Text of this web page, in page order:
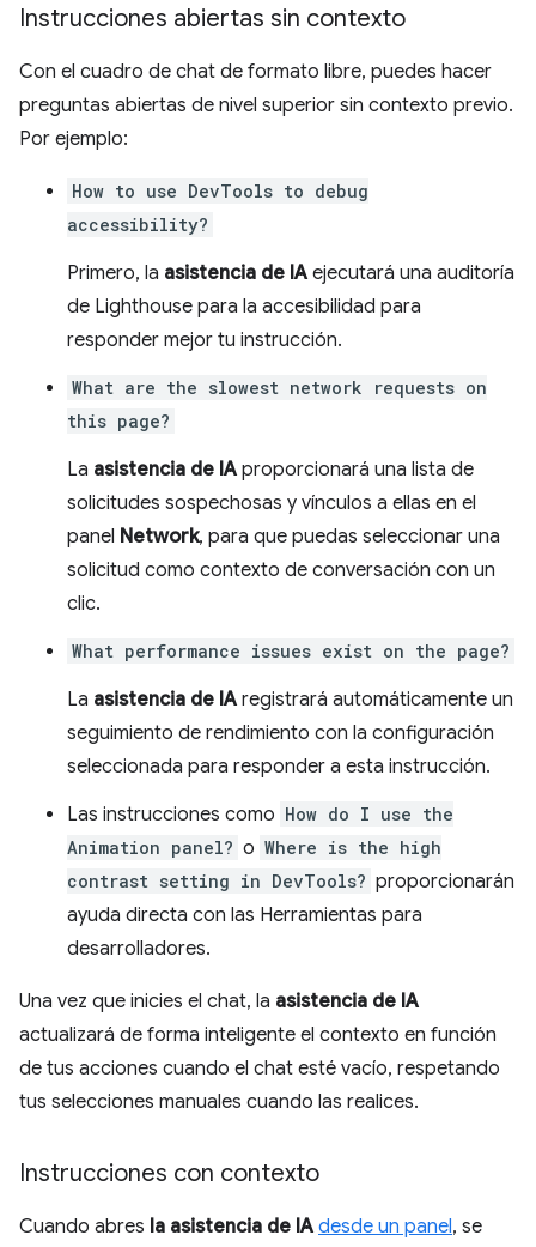
Instrucciones abiertas sin contexto
Con el cuadro de chat de formato libre, puedes hacer
preguntas abiertas de nivel superior sin contexto previo.
Por ejemplo:
How to use DevTools to debug
accessibility?
Primero, la asistencia de IA ejecutará una auditoría
de Lighthouse para la accesibilidad para
responder mejor tu instrucción.
What are the slowest network requests on
this page?
La asistencia de IA proporcionará una lista de
solicitudes sospechosas y vínculos a ellas en el
panel Network, para que puedas seleccionar una
solicitud como contexto de conversación con un
clic.
What performance issues exist on the page?
La asistencia de IA registrará automáticamente un
seguimiento de rendimiento con la configuración
seleccionada para responder a esta instrucción.
Las instrucciones como How do I use the
Animation panel? o Where is the high
contrast setting in DevTools? proporcionarán
ayuda directa con las Herramientas para
desarrolladores.
Una vez que inicies el chat, la asistencia de IA
actualizará de forma inteligente el contexto en función
de tus acciones cuando el chat esté vacío, respetando
tus selecciones manuales cuando las realices.
Instrucciones con contexto
Cuando abres la asistencia de IA desde un panel, se